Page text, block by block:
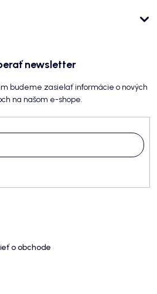
newsletter
budeme zasielať informácie o nových
na našom e-shope.
o obchode